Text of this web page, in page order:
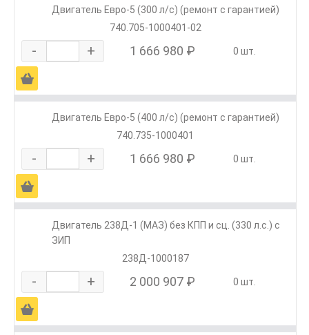
Двигатель Евро-5 (300 л/с) (ремонт с гарантией)
740.705-1000401-02
- + 1 666 980 ₽ 0 шт.
Ä
Двигатель Евро-5 (400 л/с) (ремонт с гарантией)
740.735-1000401
- + 1 666 980 ₽ 0 шт.
Ä
Двигатель 238Д-1 (МАЗ) без КПП и сц. (330 л.с.) с
ЗИП
238Д-1000187
- + 2 000 907 ₽ 0 шт.
Ä